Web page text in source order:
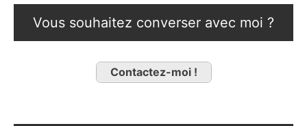
Vous souhaitez converser avec moi ?
Contactez-moi !